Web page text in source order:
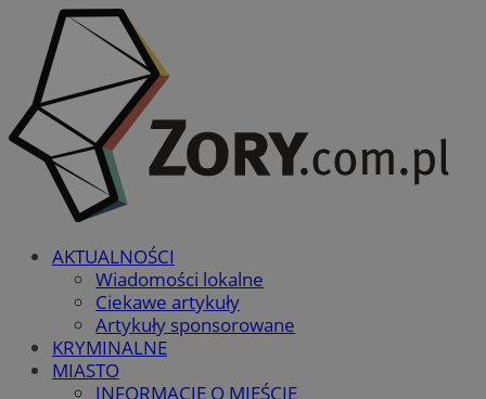
AKTUALNOŚCI
Wiadomości lokalne
Ciekawe artykuły
Artykuły sponsorowane
KRYMINALNE
MIASTO
INFORMACJE O MIEŚCIE